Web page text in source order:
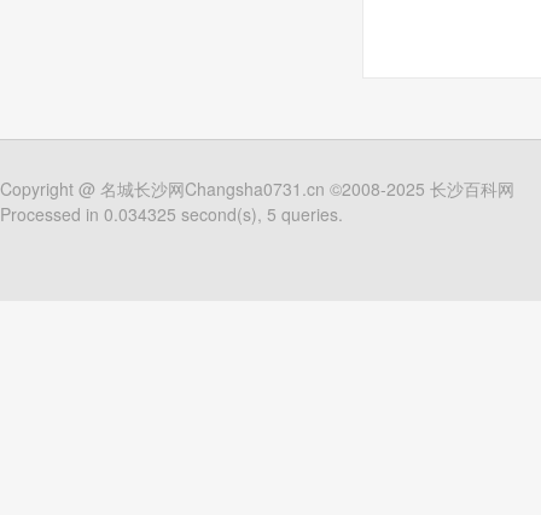
Copyright @ 名城长沙网Changsha0731.cn ©2008-2025 长沙百科网
Processed in 0.034325 second(s), 5 queries.